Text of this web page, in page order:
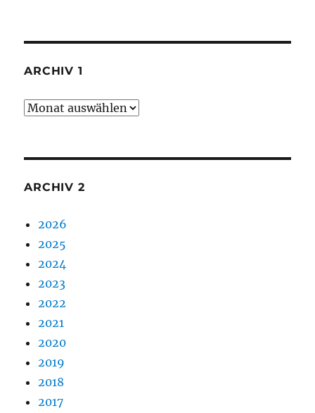
ARCHIV 1
Archiv
ARCHIV 2
2026
2025
2024
2023
2022
2021
2020
2019
2018
2017